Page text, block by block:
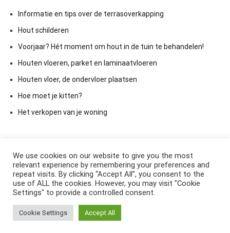
Informatie en tips over de terrasoverkapping
Hout schilderen
Voorjaar? Hét moment om hout in de tuin te behandelen!
Houten vloeren, parket en laminaatvloeren
Houten vloer, de ondervloer plaatsen
Hoe moet je kitten?
Het verkopen van je woning
Copyright © 2026ElkAntwoord.com
Cenoteby ThemeGrill. Aangedreven door
We use cookies on our website to give you the most
relevant experience by remembering your preferences and
repeat visits. By clicking “Accept All”, you consent to the
use of ALL the cookies. However, you may visit "Cookie
Settings" to provide a controlled consent.
Cookie Settings Accept All